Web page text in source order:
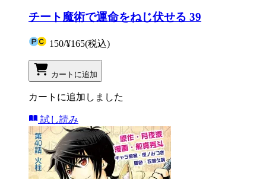
チート魔術で運命をねじ伏せる 39
150/¥165(税込)
カートに追加
カートに追加しました
試し読み